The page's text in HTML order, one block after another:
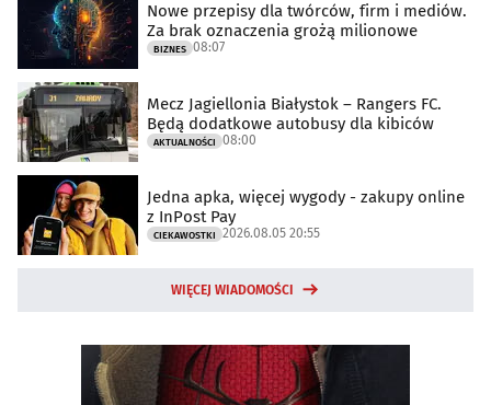
Nowe przepisy dla twórców, firm i mediów.
Za brak oznaczenia grożą milionowe
BIZNES 08:07
Mecz Jagiellonia Białystok – Rangers FC.
Będą dodatkowe autobusy dla kibiców
AKTUALNOŚCI 08:00
Jedna apka, więcej wygody - zakupy online
z InPost Pay
CIEKAWOSTKI 2026.08.05 20:55
WIĘCEJ WIADOMOŚCI